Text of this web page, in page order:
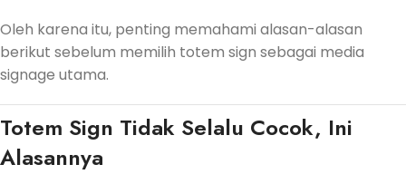
Oleh karena itu, penting memahami alasan-alasan
berikut sebelum memilih totem sign sebagai media
signage utama.
Totem Sign Tidak Selalu Cocok, Ini
Alasannya